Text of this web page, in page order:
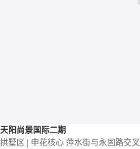
天阳尚景国际二期
拱墅区 | 申花核心 萍水街与永固路交叉